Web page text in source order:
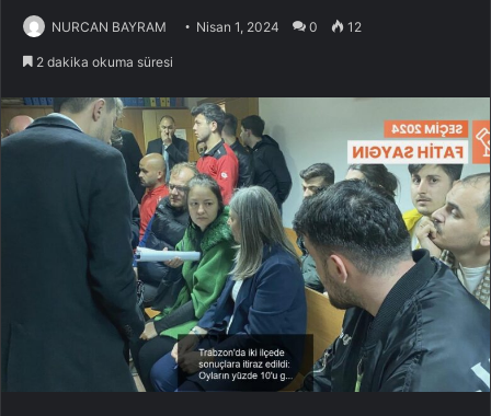
NURCAN BAYRAM Nisan 1, 2024 0 12
2 dakika okuma süresi